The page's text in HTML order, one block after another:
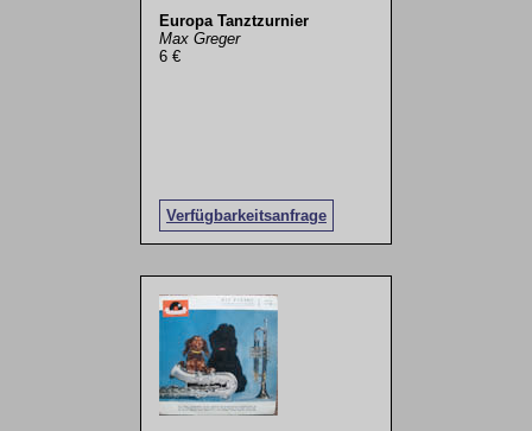
Europa Tanztzurnier
Max Greger
6 €
Verfügbarkeitsanfrage